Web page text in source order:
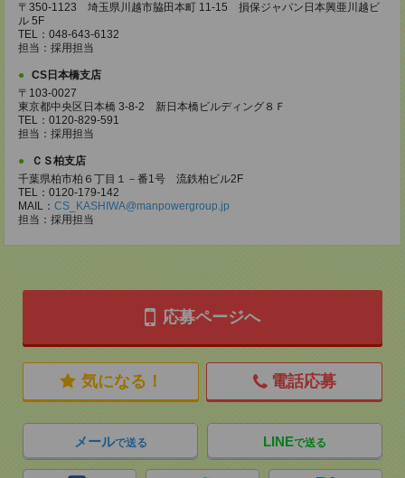
〒350-1123 埼玉県川越市脇田本町 11-15 損保ジャパン日本興亜川越ビ
ル 5F
TEL：048-643-6132
担当：採用担当
CS日本橋支店
〒103-0027
東京都中央区日本橋 3-8-2 新日本橋ビルディング８Ｆ
TEL：0120-829-591
担当：採用担当
ＣＳ柏支店
千葉県柏市柏６丁目１－番1号 流鉄柏ビル2F
TEL：0120-179-142
MAIL： CS_KASHIWA@manpowergroup.jp
担当：採用担当
応募ページへ
気になる！ 電話応募
メールで送る LINEで送る